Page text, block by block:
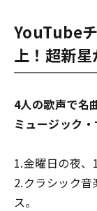
YouTube
上！超新
4人の歌声で名
ミュージック
1.金曜日の夜、
2.クラシック
ス。